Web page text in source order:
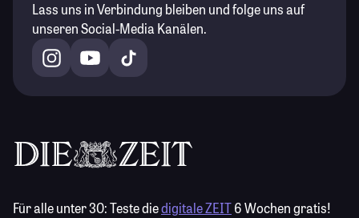
Lass uns in Verbindung bleiben und folge uns auf
unseren Social-Media Kanälen.
Für alle unter 30:Teste diedigitale ZEIT6 Wochen gratis!